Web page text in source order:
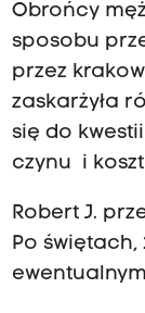
Obrońcy
sposobu
przez
zaskarżyła
się do
czynu i
Robert J.
Po